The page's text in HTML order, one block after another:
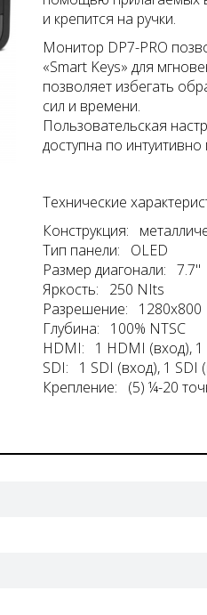
и крепится на ручки.
Монитор DP7-PRO
«Smart Keys» для
позволяет избегать
сил и времени.
Пользовательская
доступна по
Технические
Конструкция:
Тип панели: OLED
Размер диагонали: 7.7"
Яркость: 250 NIts
Разрешение: 1280х800
Глубина: 100% NTSC
HDMI: 1 HDMI (вход),
SDI: 1 SDI (вход), 1 SDI
Крепление: (5) ¼-20